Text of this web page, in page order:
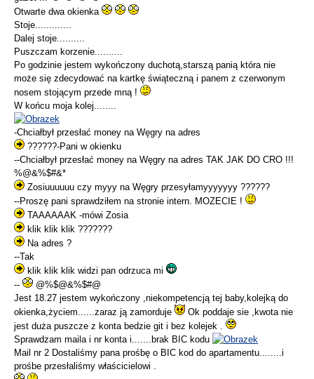
Otwarte dwa okienka
Stoje.............
Dalej stoje..........
Puszczam korzenie..........
Po godzinie jestem wykończony duchotą,starszą panią która nie
może się zdecydować na kartkę świąteczną i panem z czerwonym
nosem stojącym przede mną !
W końcu moja kolej........
-Chciałbył przesłać money na Węgry na adres
??????-Pani w okienku
--Chciałbył przesłać money na Węgry na adres TAK JAK DO CRO !!!
%@&%$#&*
Zosiuuuuuu czy myyy na Węgry przesyłamyyyyyyy ??????
--Proszę pani sprawdziłem na stronie intern. MOZECIE !
TAAAAAAK -mówi Zosia
klik klik klik ???????
Na adres ?
--Tak
klik klik klik widzi pan odrzuca mi
--
@%$@&%$#@
Jest 18.27 jestem wykończony ,niekompetencją tej baby,kolejką do
okienka,życiem......zaraz ją zamorduje
Ok poddaje sie ,kwota nie
jest duża puszcze z konta bedzie git i bez kolejek .
Sprawdzam maila i nr konta i.......brak BIC kodu
Mail nr 2 Dostaliśmy pana prośbę o BIC kod do apartamentu........i
prośbe przesłaliśmy właścicielowi .